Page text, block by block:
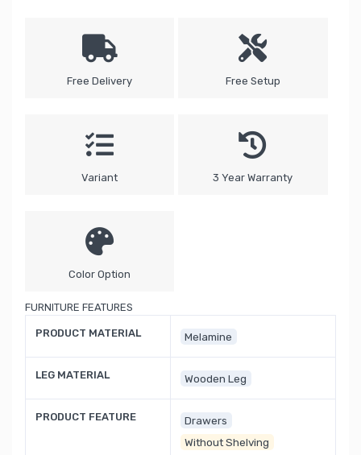
Free Delivery Free Setup
Variant 3 Year Warranty
Color Option
FURNITURE FEATURES
PRODUCT MATERIAL Melamine
LEG MATERIAL Wooden Leg
PRODUCT FEATURE
Drawers
Without Shelving